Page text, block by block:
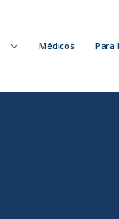
Médicos Para